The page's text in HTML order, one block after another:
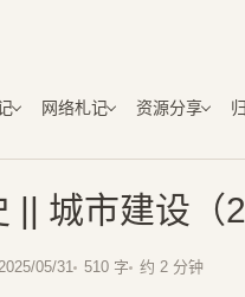
网络札记 资源分享
|| 城市建设（2
05/31 510 字 约 2 分钟